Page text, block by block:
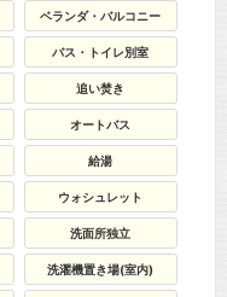
ベランダ・バルコニー
バス・トイレ別室
追い焚き
オートバス
給湯
ウォシュレット
洗面所独立
洗濯機置き場(室内)